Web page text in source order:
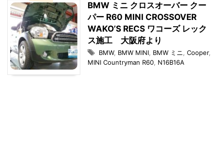
BMW ミニ クロスオーバー クー
パー R60 MINI CROSSOVER
WAKO’S RECS ワコーズ レック
ス施工 大阪府より
BMW, BMW MINI BMW ミニ Cooper,
MINI Countryman R60 N16B16A